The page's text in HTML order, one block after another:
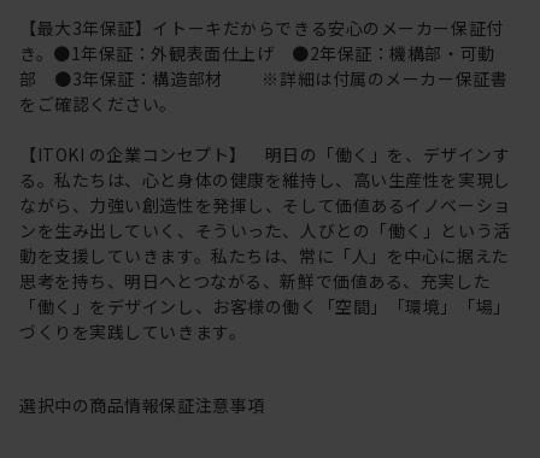
【最大3年保証】イトーキだからできる安心のメーカー保証付
き。●1年保証：外観表面仕上げ ●2年保証：機構部・可動
部 ●3年保証：構造部材 ※詳細は付属のメーカー保証書
をご確認ください。
【ITOKI の企業コンセプト】 明日の「働く」を、デザインす
る。私たちは、心と身体の健康を維持し、高い生産性を実現し
ながら、力強い創造性を発揮し、そして価値あるイノベーショ
ンを生み出していく、そういった、人びとの「働く」という活
動を支援していきます。私たちは、常に「人」を中心に据えた
思考を持ち、明日へとつながる、新鮮で価値ある、充実した
「働く」をデザインし、お客様の働く「空間」「環境」「場」
づくりを実践していきます。
選択中の商品情報保証注意事項